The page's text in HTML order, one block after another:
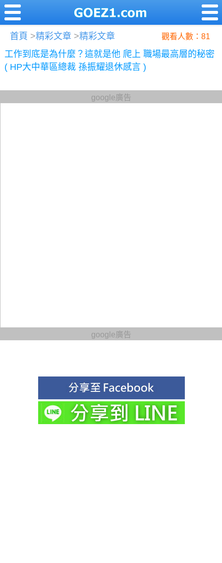
首頁 >精彩文章 >精彩文章 觀看人數：81
工作到底是為什麼？這就是他 爬上 職場最高層的秘密
( HP大中華區總裁 孫振耀退休感言 )
google廣告
google廣告